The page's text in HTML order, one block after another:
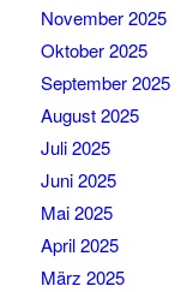
November 2025
Oktober 2025
September 2025
August 2025
Juli 2025
Juni 2025
Mai 2025
April 2025
März 2025